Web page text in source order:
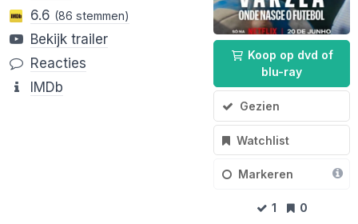
Koop op dvd of
blu-ray
Gezien
Watchlist
Markeren
1 0
6.6 (86 stemmen)
Bekijk trailer
Reacties
IMDb